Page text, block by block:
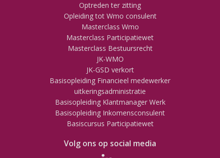
Optreden ter zitting
Opleiding tot Wmo consulent
Masterclass Wmo
Masterclass Participatiewet
Masterclass Bestuursrecht
JK-WMO
JK-GSD verkort
Basisopleiding Financieel medewerker
uitkeringsadministratie
Basisopleiding Klantmanager Werk
Basisopleiding Inkomensconsulent
Basiscursus Participatiewet
Volg ons op social media